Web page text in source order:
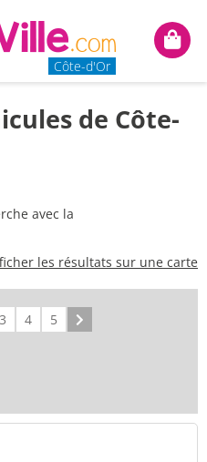
Côte-d'Or
Mon
de Côte-
avec la
les résultats sur une carte
3 4 5